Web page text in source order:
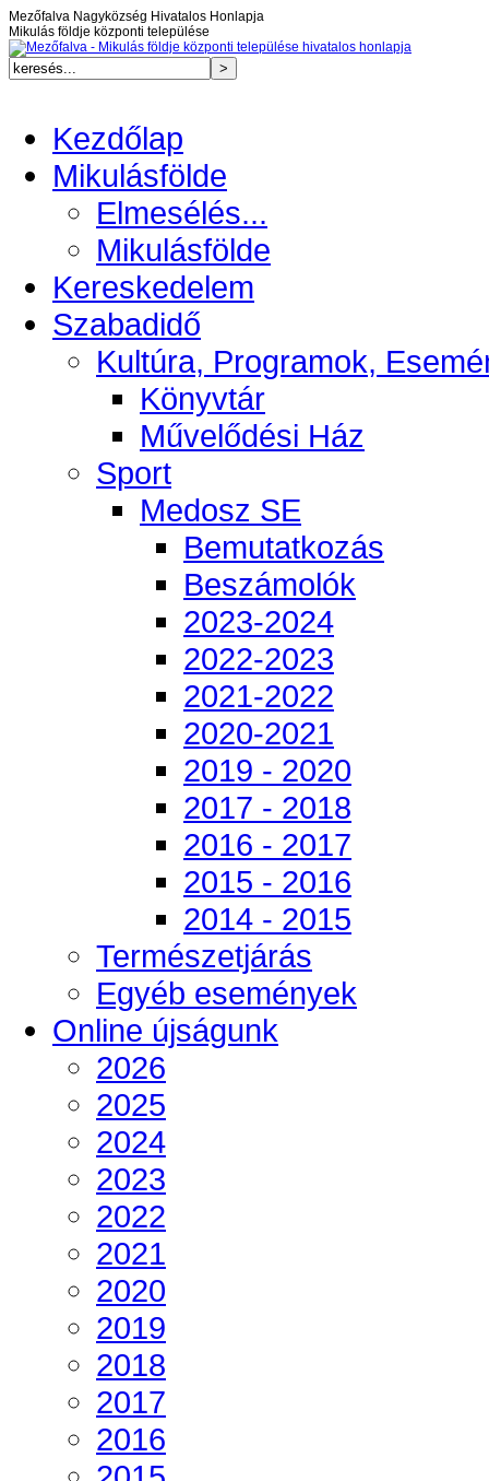
Mezőfalva Nagyközség Hivatalos Honlapja
Mikulás földje központi települése
Kezdőlap
Mikulásfölde
Elmesélés...
Mikulásfölde
Kereskedelem
Szabadidő
Kultúra, Programok,
Könyvtár
Művelődési Ház
Sport
Medosz SE
Bemutatkozás
Beszámolók
2023-2024
2022-2023
2021-2022
2020-2021
2019 - 2020
2017 - 2018
2016 - 2017
2015 - 2016
2014 - 2015
Természetjárás
Egyéb események
Online újságunk
2026
2025
2024
2023
2022
2021
2020
2019
2018
2017
2016